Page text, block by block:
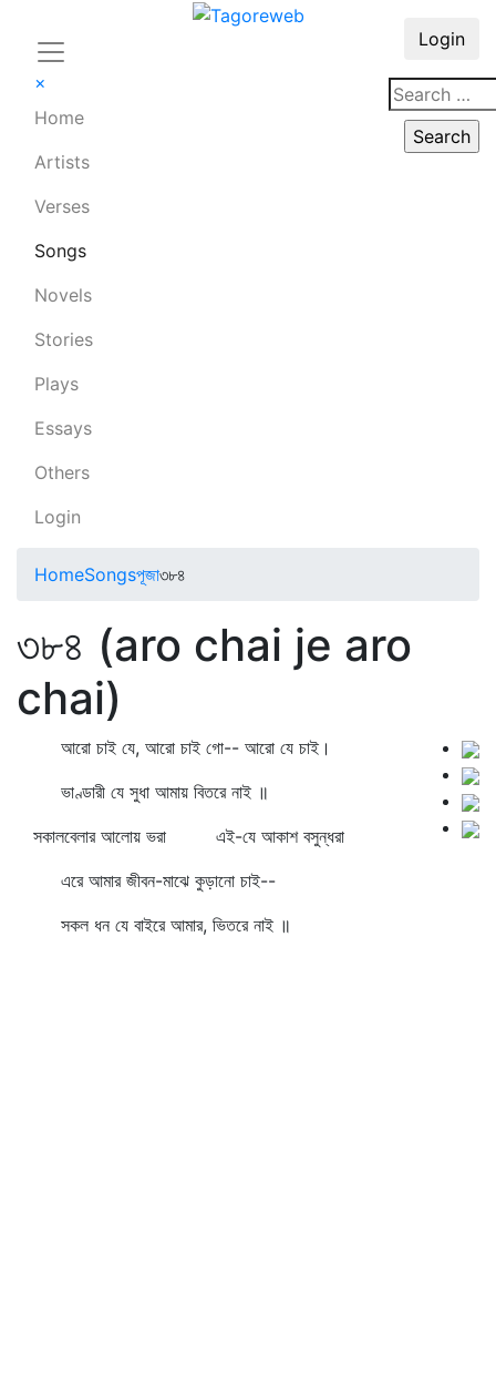
×
Home
Artists
Verses
Songs
Novels
Stories
Plays
Essays
Others
Login
Login
HomeSongsপূজা৩৮৪
৩৮৪ (aro chai je aro
chai)
আরো চাই যে, আরো চাই গো-- আরো যে চাই।
ভাণ্ডারী যে সুধা আমায় বিতরে নাই ॥
সকালবেলার আলোয় ভরা এই-যে আকাশ বসুন্ধরা
এরে আমার জীবন-মাঝে কুড়ানো চাই--
সকল ধন যে বাইরে আমার, ভিতরে নাই ॥